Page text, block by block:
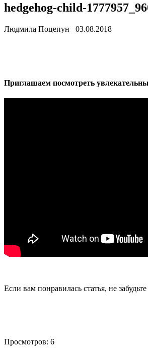
hedgehog-child-
Людмила Поцепун 03.08.2018
Приглашаем посмотреть
Если вам понравилась статья, не
Просмотров: 6